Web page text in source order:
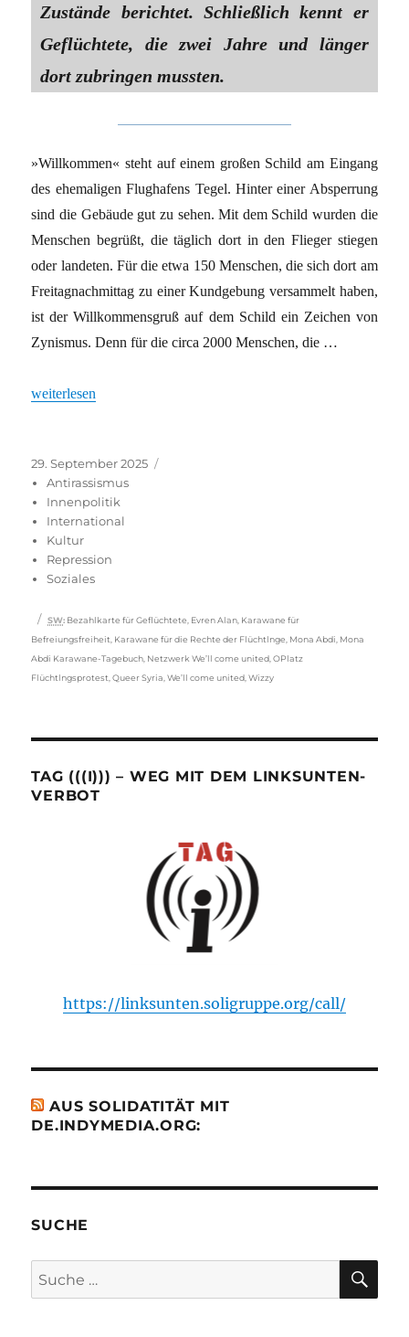
Zustände berichtet. Schließlich kennt er
Geflüchtete, die zwei Jahre und länger
dort zubringen mussten.
»Willkommen« steht auf einem großen Schild am Eingang
des ehemaligen Flughafens Tegel. Hinter einer Absperrung
sind die Gebäude gut zu sehen. Mit dem Schild wurden die
Menschen begrüßt, die täglich dort in den Flieger stiegen
oder landeten. Für die etwa 150 Menschen, die sich dort am
Freitagnachmittag zu einer Kundgebung versammelt haben,
ist der Willkommensgruß auf dem Schild ein Zeichen von
Zynismus. Denn für die circa 2000 Menschen, die …
„Berlin-Tegel: Bewegungsfreiheit statt Isolation“
weiterlesen
Veröffentlicht
am
29. September 2025
Antirassismus
Innenpolitik
International
Kultur
Repression
Soziales
Schlagwörter
SW: Bezahlkarte für Geflüchtete Evren Alan Karawane für
Befreiungsfreiheit Karawane für die Rechte der Flüchtlnge Mona Abdi Mona
Abdi Karawane-Tagebuch Netzwerk We’ll come united ,OPlatz
Flüchtlngsprotest ,Queer Syria ,We’ll come united ,Wizzy
TAG (((I))) – WEG MIT DEM LINKSUNTEN-
VERBOT
https://linksunten.soligruppe.org/call/
AUS SOLIDATITÄT MIT
DE.INDYMEDIA.ORG:
SUCHE
Suche
nach: